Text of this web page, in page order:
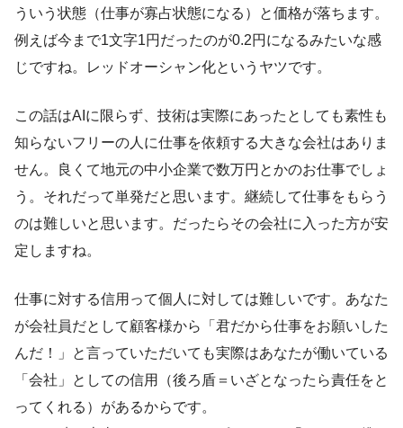
ういう状態（仕事が寡占状態になる）と価格が落ちます。
例えば今まで1文字1円だったのが0.2円になるみたいな感
じですね。レッドオーシャン化というヤツです。
この話はAIに限らず、技術は実際にあったとしても素性も
知らないフリーの人に仕事を依頼する大きな会社はありま
せん。良くて地元の中小企業で数万円とかのお仕事でしょ
う。それだって単発だと思います。継続して仕事をもらう
のは難しいと思います。だったらその会社に入った方が安
定しますね。
仕事に対する信用って個人に対しては難しいです。あなた
が会社員だとして顧客様から「君だから仕事をお願いした
んだ！」と言っていただいても実際はあなたが働いている
「会社」としての信用（後ろ盾＝いざとなったら責任をと
ってくれる）があるからです。